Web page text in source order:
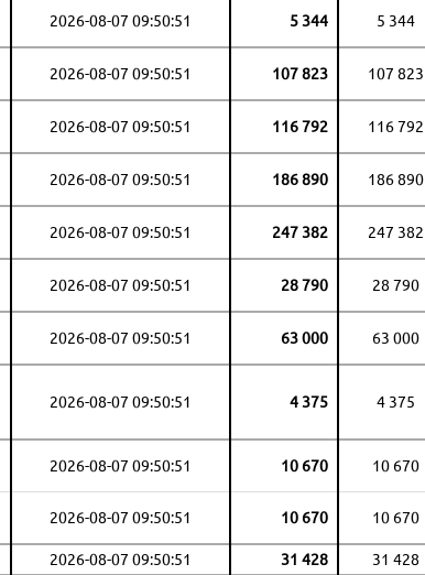
2026-08-07 09:50:51 5 344 5 344
2026-08-07 09:50:51 107 823 107 823
2026-08-07 09:50:51 116 792 116 792
2026-08-07 09:50:51 186 890 186 890
2026-08-07 09:50:51 247 382 247 382
2026-08-07 09:50:51 28 790 28 790
2026-08-07 09:50:51 63 000 63 000
2026-08-07 09:50:51 4 375 4 375
2026-08-07 09:50:51 10 670 10 670
2026-08-07 09:50:51 10 670 10 670
2026-08-07 09:50:51 31 428 31 428